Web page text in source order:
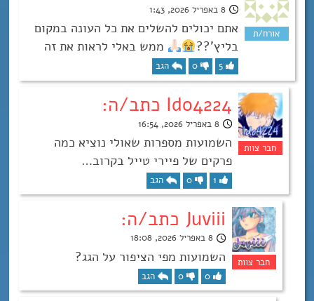
8 באפריל 2026, 1:43
אתם יכולים להשלים את כל העונה במקום
בליץ’??
ממש באלי לראות את זה
5
0 הגב
Ido4224 כתב/ה:
8 באפריל 2026, 16:54
השמועות מספרות שאולי נוציא כמה
פרקים של פיירי טייל בקרוב…
1
0 הגב
Juviii כתב/ה:
8 באפריל 2026, 18:08
השמועות מפי הציפור על הגג?
0
0 הגב